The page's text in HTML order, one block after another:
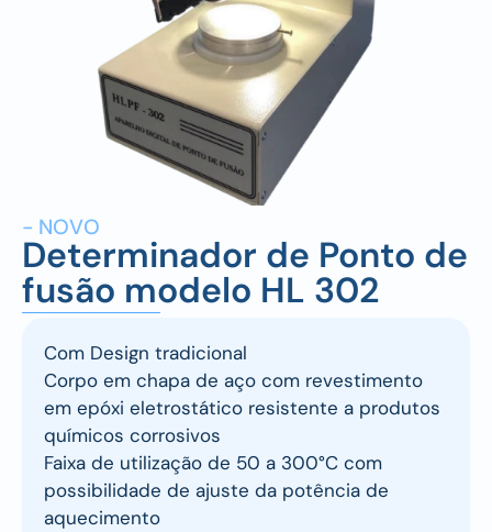
- NOVO
Determinador de Ponto de
fusão modelo HL 302
Com Design tradicional
Corpo em chapa de aço com revestimento
em epóxi eletrostático resistente a produtos
químicos corrosivos
Faixa de utilização de 50 a 300°C com
possibilidade de ajuste da potência de
aquecimento